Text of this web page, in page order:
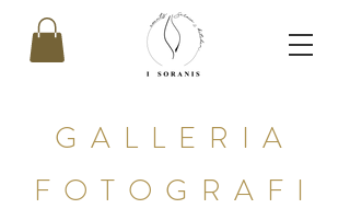
GALLERIA
FOTOGRAFI